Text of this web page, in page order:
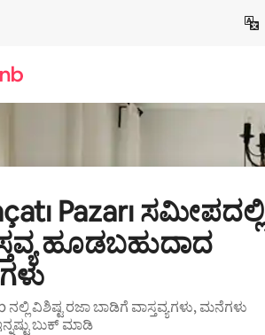
Pazarı ಸಮೀಪದಲ್ಲಿ
ಹೂಡಬಹುದಾದ
ನಲ್ಲಿ ವಿಶಿಷ್ಟ ರಜಾ ಬಾಡಿಗೆ ವಾಸ್ತವ್ಯಗಳು, ಮನೆಗಳು
ಬುಕ್ ಮಾಡಿ